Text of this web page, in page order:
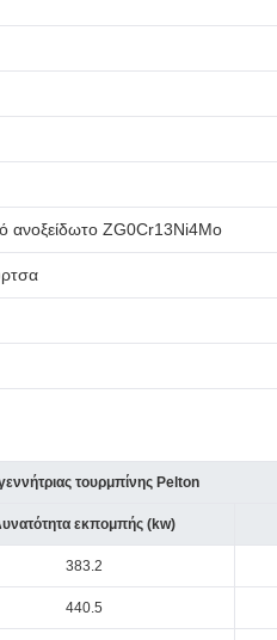
ανοξείδωτο ZG0Cr13Ni4Mo
τουρμπίνης Pelton
εκπομπής (kw)
383.2
440.5